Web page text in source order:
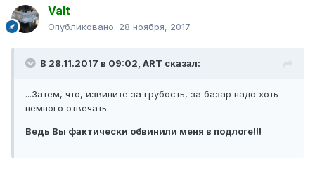
Valt
Опубликовано: 28 ноября, 2017
В 28.11.2017 в 09:02, ART сказал:
...Затем, что, извините за грубость, за базар надо хоть
немного отвечать.
Ведь Вы фактически обвинили меня в подлоге!!!